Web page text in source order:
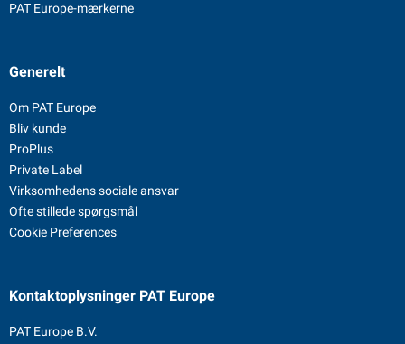
PAT Europe-mærkerne
Generelt
Om PAT Europe
Bliv kunde
ProPlus
Private Label
Virksomhedens sociale ansvar
Ofte stillede spørgsmål
Cookie Preferences
Kontaktoplysninger PAT Europe
PAT Europe B.V.